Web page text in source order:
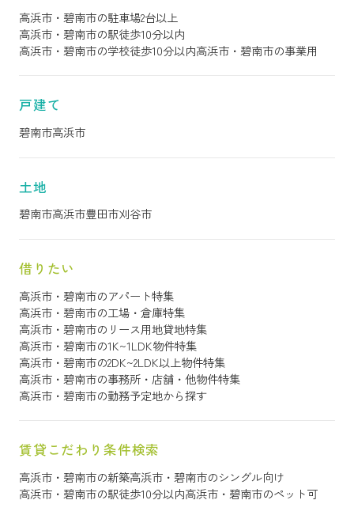
高浜市・碧南市の駐車場2台以上
高浜市・碧南市の駅徒歩10分以内
高浜市・碧南市の学校徒歩10分以内高浜市・碧南市の事業用
戸建て
碧南市高浜市
土地
碧南市高浜市豊田市刈谷市
借りたい
高浜市・碧南市のアパート特集
高浜市・碧南市の工場・倉庫特集
高浜市・碧南市のリース用地貸地特集
高浜市・碧南市の1K~1LDK物件特集
高浜市・碧南市の2DK~2LDK以上物件特集
高浜市・碧南市の事務所・店舗・他物件特集
高浜市・碧南市の勤務予定地から探す
賃貸こだわり条件検索
高浜市・碧南市の新築高浜市・碧南市のシングル向け
高浜市・碧南市の駅徒歩10分以内高浜市・碧南市のペット可